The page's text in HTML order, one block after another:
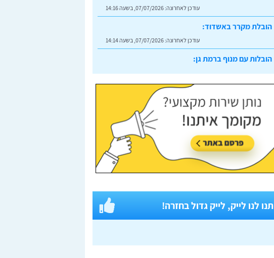
עודכן לאחרונה:07/07/2026, בשעה 14:16
הובלת מקרר באשדוד:
עודכן לאחרונה:07/07/2026, בשעה 14:14
הובלות עם מנוף ברמת גן:
עודכן לאחרונה:07/07/2026, בשעה 14:23
תנו לנו לייק, לייק גדול בחזרה!